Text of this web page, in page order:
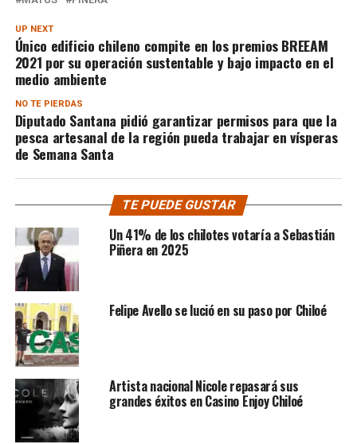
UP NEXT
Único edificio chileno compite en los premios BREEAM
2021 por su operación sustentable y bajo impacto en el
medio ambiente
NO TE PIERDAS
Diputado Santana pidió garantizar permisos para que la
pesca artesanal de la región pueda trabajar en vísperas
de Semana Santa
TE PUEDE GUSTAR
Un 41% de los chilotes votaría a Sebastián
Piñera en 2025
Felipe Avello se lució en su paso por Chiloé
Artista nacional Nicole repasará sus
grandes éxitos en Casino Enjoy Chiloé